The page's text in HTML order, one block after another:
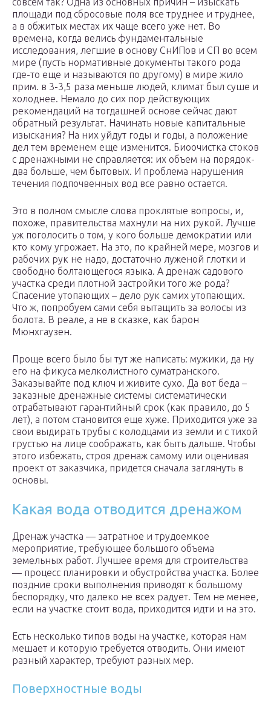
площади под сбросовые поля все труднее и труднее,
а в обжитых местах их чаще всего уже нет. Во
времена, когда велись фундаментальные
исследования, легшие в основу СнИПов и СП во всем
мире (пусть нормативные документы такого рода
где-то еще и называются по другому) в мире жило
прим. в 3-3,5 раза меньше людей, климат был суше и
холоднее. Немало до сих пор действующих
рекомендаций на тогдашней основе сейчас дают
обратный результат. Начинать новые капитальные
изыскания? На них уйдут годы и годы, а положение
дел тем временем еще изменится. Биоочистка стоков
с дренажными не справляется: их объем на порядок-
два больше, чем бытовых. И проблема нарушения
течения подпочвенных вод все равно остается.
Это в полном смысле слова проклятые вопросы, и,
похоже, правительства махнули на них рукой. Лучше
уж поголосить о том, у кого больше демократии или
кто кому угрожает. На это, по крайней мере, мозгов и
рабочих рук не надо, достаточно луженой глотки и
свободно болтающегося языка. А дренаж садового
участка среди плотной застройки того же рода?
Спасение утопающих – дело рук самих утопающих.
Что ж, попробуем сами себя вытащить за волосы из
болота. В реале, а не в сказке, как барон
Мюнхгаузен.
Проще всего было бы тут же написать: мужики, да ну
его на фикуса мелколистного суматранского.
Заказывайте под ключ и живите сухо. Да вот беда –
заказные дренажные системы систематически
отрабатывают гарантийный срок (как правило, до 5
лет), а потом становится еще хуже. Приходится уже за
свои выдирать трубы с колодцами из земли и с тихой
грустью на лице соображать, как быть дальше. Чтобы
этого избежать, строя дренаж самому или оценивая
проект от заказчика, придется сначала заглянуть в
основы.
Какая вода отводится дренажом
Дренаж участка — затратное и трудоемкое
мероприятие, требующее большого объема
земельных работ. Лучшее время для строительства
— процесс планировки и обустройства участка. Более
поздние сроки выполнения приводят к большому
беспорядку, что далеко не всех радует. Тем не менее,
если на участке стоит вода, приходится идти и на это.
Есть несколько типов воды на участке, которая нам
мешает и которую требуется отводить. Они имеют
разный характер, требуют разных мер.
Поверхностные воды